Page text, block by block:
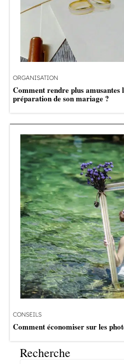
ORGANISATION
Comment rendre plus amusantes
préparation de son mariage ?
CONSEILS
Comment économiser sur les
Recherche